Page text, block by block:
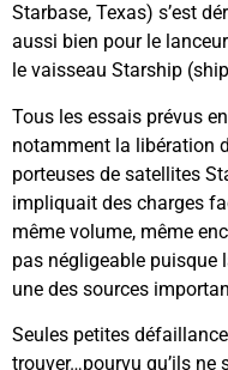
Starbase, Texas) s’est
aussi bien pour le
le vaisseau Starship
Tous les essais prévus
notamment la libération
porteuses de satellites
impliquait des charges
même volume, même
pas négligeable puisque
une des sources
Seules petites
trouver…pourvu qu’ils ne